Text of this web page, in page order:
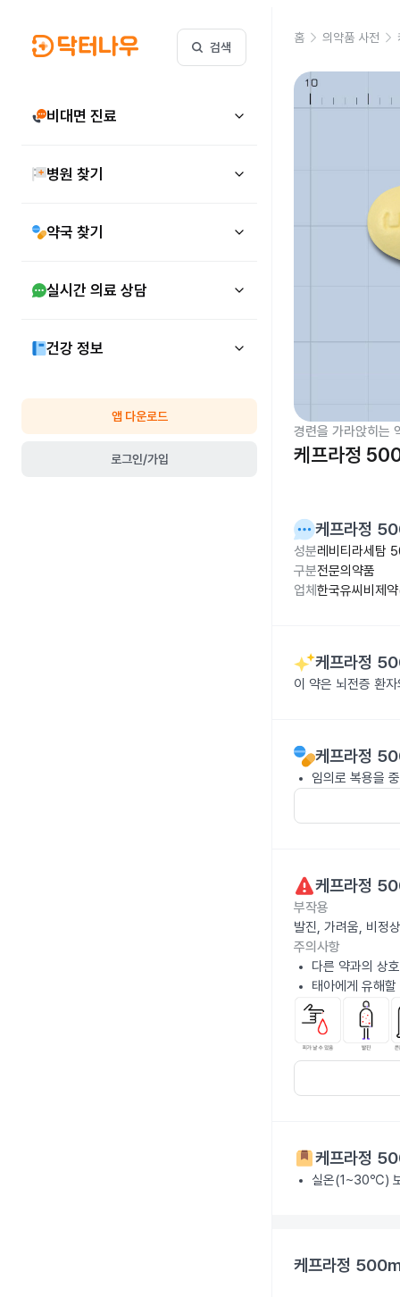
검색
비대면 진료
병원 찾기
약국 찾기
실시간 의료 상담
건강 정보
앱 다운로드
로그인/가입
홈 의약품 사전
경련을 가라앉히는
케프라정
케프라정
성분레비티라세탐
구분전문의약품
업체 한국유씨비제
케프라정
이 약은 뇌전증 환
케프라정
임의로 복용을
케프라정
부작용
발진, 가려움, 비정
주의사항
다른 약과의 상
태아에게 유해
케프라정
실온(1~30℃)
케프라정